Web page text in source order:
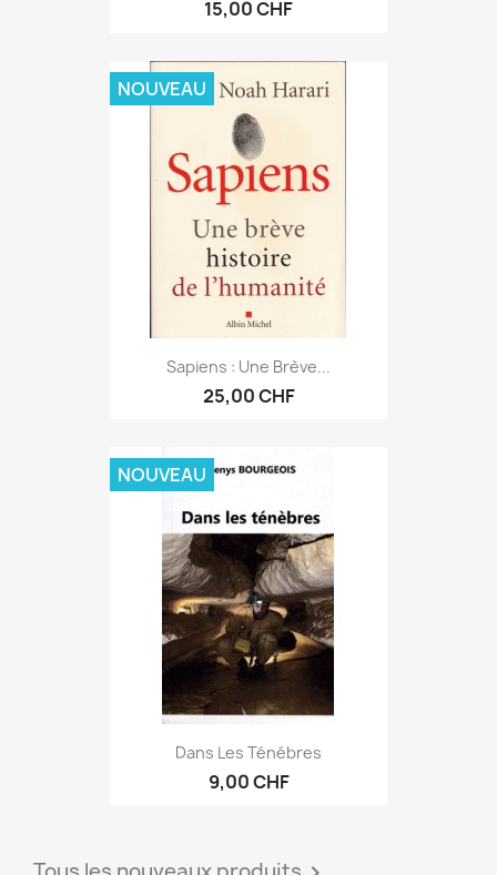
15,00 CHF
Sapiens : Une Brève...
25,00 CHF
NOUVEAU
Dans Les Ténébres
9,00 CHF
NOUVEAU